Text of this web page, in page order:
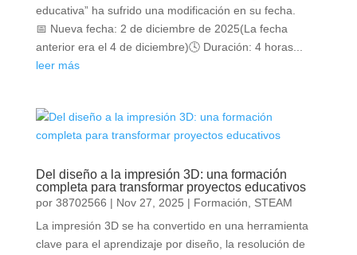
educativa” ha sufrido una modificación en su fecha.
📅 Nueva fecha: 2 de diciembre de 2025(La fecha
anterior era el 4 de diciembre)🕓 Duración: 4 horas...
leer más
Del diseño a la impresión 3D: una formación
completa para transformar proyectos educativos
por 38702566 | Nov 27, 2025 | Formación
STEAM
La impresión 3D se ha convertido en una herramienta
clave para el aprendizaje por diseño, la resolución de